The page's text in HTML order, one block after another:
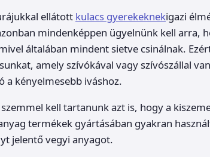
ellátott kulacs gyerekeknekigazi
mindenképpen ügyelnünk kell arra,
általában mindent sietve csinálnak.
amely szívókával vagy szívószállal
a kényelmesebb iváshoz.
kell tartanunk azt is, hogy a
termékek gyártásában gyakran
jelentő vegyi anyagot.